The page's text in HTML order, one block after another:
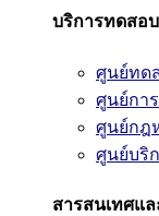
บริการทดสอ
ศูนย์ทด
ศูนย์กา
ศูนย์กฎ
ศูนย์บริ
สารสนเทศแ